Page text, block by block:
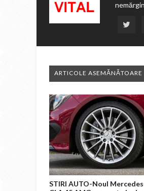
ARTICOLE ASEMĂNĂTOARE
STIRI AUTO-Noul